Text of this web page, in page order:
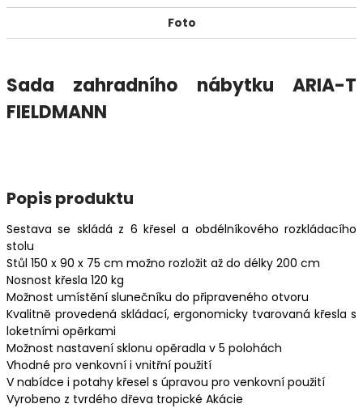
Foto
Sada zahradního nábytku ARIA-T
FIELDMANN
Popis produktu
Sestava se skládá z 6 křesel a obdélníkového rozkládacího
stolu
Stůl 150 x 90 x 75 cm možno rozložit až do délky 200 cm
Nosnost křesla 120 kg
Možnost umístění slunečníku do připraveného otvoru
Kvalitně provedená skládací, ergonomicky tvarovaná křesla s
loketními opěrkami
Možnost nastavení sklonu opěradla v 5 polohách
Vhodné pro venkovní i vnitřní použití
V nabídce i potahy křesel s úpravou pro venkovní použití
Vyrobeno z tvrdého dřeva tropické Akácie